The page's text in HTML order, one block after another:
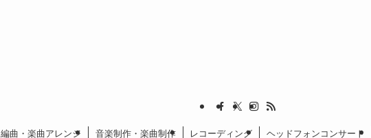
編曲・楽曲アレンジ 音楽制作・楽曲制作 レコーディング ヘッドフォンコンサート